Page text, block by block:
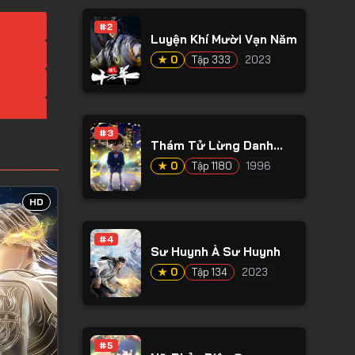
HD
#2
Luyện Khí Mười Vạn Năm
★ 0 Tập 333 2023
#3
Thám Tử Lừng Danh
Conan
★ 0 Tập 1180 1996
#4
Sư Huynh À Sư Huynh
★ 0 Tập 134 2023
#5